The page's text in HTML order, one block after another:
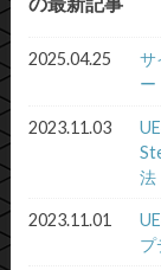
2025.04.25
サ
ー
2023.11.03
法
2023.11.01
プ